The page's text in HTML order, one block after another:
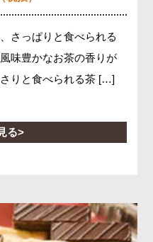
さっぱりと食べられる
味豊かなお茶の香りが
りと食べられる茶 […]
る